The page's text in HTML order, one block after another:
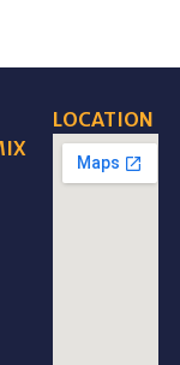
LOCATION